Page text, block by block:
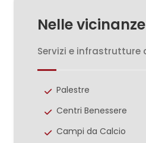
Stato conservazione:
Piano: Piano terra
Riscaldamento:
Ascensore: Si
Appartamenti Totali: 8
Nelle vicinanze
Servizi e infrastrutture
Palestre
Centri Benessere
Campi da Calcio
Camere
minime
Qualsiasi